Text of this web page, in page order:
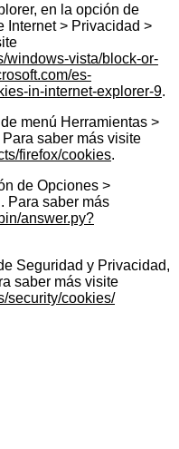
en la opción de
Internet > Privacidad >
windows-vista/block-or-
es-
in-internet-explorer-9.
menú Herramientas >
saber más visite
firefox/cookies.
de Opciones >
Para saber más
answer.py?
Seguridad y Privacidad,
saber más visite
security/cookies/